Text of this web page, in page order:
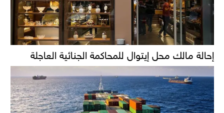
إحالة مالك محل إيتوال للمحاكمة الجنائية العاجلة